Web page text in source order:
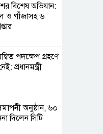
বিশেষ অভিযান:
ও গাঁজাসহ ৬
পদক্ষেপ গ্রহণে
প্রধানমন্ত্রী
অনুষ্ঠান, ৬০
দিলেন সিটি